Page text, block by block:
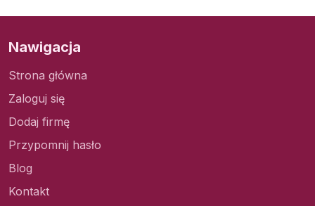
Nawigacja
Strona główna
Zaloguj się
Dodaj firmę
Przypomnij hasło
Blog
Kontakt